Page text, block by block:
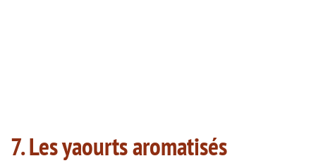
7. Les yaourts aromatisés